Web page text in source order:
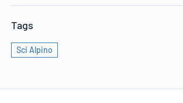
Tags
Sci Alpino